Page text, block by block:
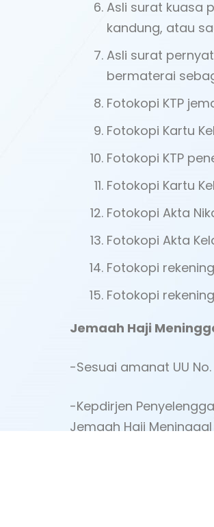
Asli surat kuasa
kandung, atau
Asli surat
bermaterai
Fotokopi KTP
Fotokopi Kartu
Fotokopi KTP
Fotokopi Kartu
Fotokopi Akta
Fotokopi Akta
Fotokopi
Fotokopi
Jemaah Haji
-Sesuai amanat UU
-Kepdirjen
Jemaah Haji